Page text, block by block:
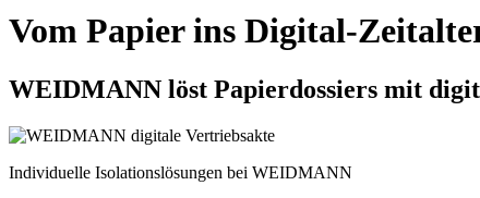
Vom Papier ins Digital-
WEIDMANN löst Papierdossiers mit
Individuelle Isolationslösungen bei WEIDMANN